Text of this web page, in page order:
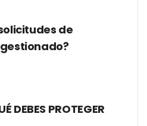
de
DEBES PROTEGER